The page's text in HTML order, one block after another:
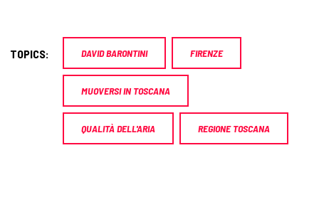
TOPICS: DAVID BARONTINI FIRENZE
MUOVERSI IN TOSCANA
QUALITÀ DELL'ARIA REGIONE TOSCANA